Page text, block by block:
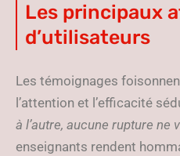
Les principaux
d’utilisateurs
Les témoignages
l’attention et l’efficacité
à l’autre, aucune rupture ne
enseignants rendent